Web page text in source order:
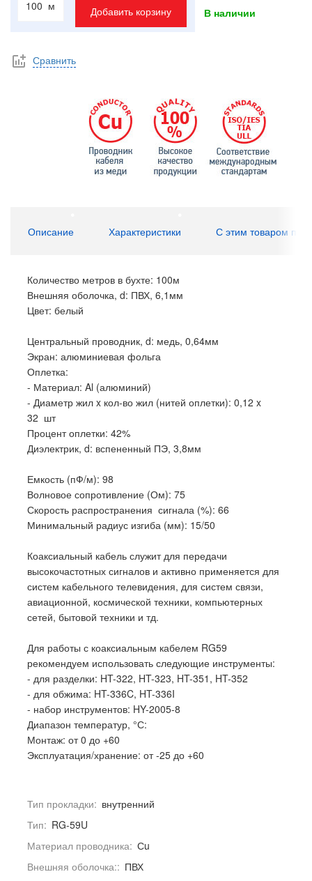
м Добавить корзину В наличии
Сравнить
Описание Характеристики С этим товаром
Количество метров в бухте: 100м
Внешняя оболочка, d: ПВХ, 6,1мм
Цвет: белый
Центральный проводник, d: медь, 0,64мм
Экран: алюминиевая фольга
Оплетка:
- Материал: Al (алюминий)
- Диаметр жил x кол-во жил (нитей оплетки): 0,12 x
32 шт
Процент оплетки: 42%
Диэлектрик, d: вспененный ПЭ, 3,8мм
Емкость (пФ/м): 98
Волновое сопротивление (Ом): 75
Скорость распространения сигнала (%): 66
Минимальный радиус изгиба (мм): 15/50
Коаксиальный кабель служит для передачи
высокочастотных сигналов и активно применяется для
систем кабельного телевидения, для систем связи,
авиационной, космической техники, компьютерных
сетей, бытовой техники и тд.
Для работы с коаксиальным кабелем RG59
рекомендуем использовать следующие инструменты:
- для разделки: HT-322, HT-323, HT-351, HT-352
- для обжима: HT-336C, HT-336I
- набор инструментов: HY-2005-8
Диапазон температур, °С:
Монтаж: от 0 до +60
Эксплуатация/хранение: от -25 до +60
Тип прокладки: внутренний
Тип: RG-59U
Материал проводника: Сu
Внешняя оболочка:: ПВХ